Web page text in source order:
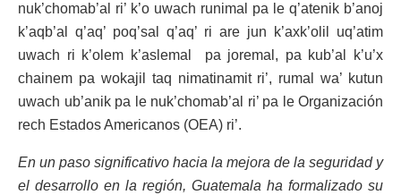
nuk’chomab’al ri’ k’o uwach runimal pa le q’atenik b’anoj
k’aqb’al q’aq’ poq’sal q’aq’ ri are jun k’axk’olil uq’atim
uwach ri k’olem k’aslemal pa joremal, pa kub’al k’u’x
chainem pa wokajil taq nimatinamit ri’, rumal wa’ kutun
uwach ub’anik pa le nuk’chomab’al ri’ pa le Organización
rech Estados Americanos (OEA) ri’.
En un paso significativo hacia la mejora de la seguridad y
el desarrollo en la región, Guatemala ha formalizado su